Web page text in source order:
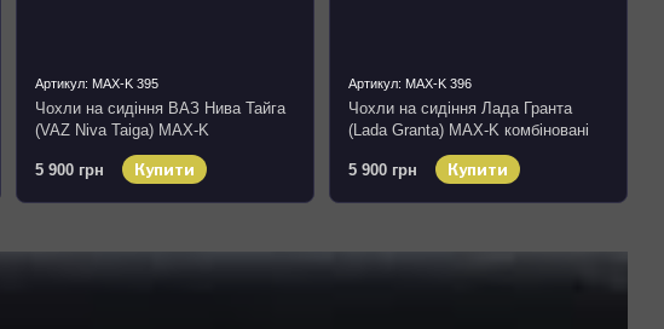
Артикул: MAX-K 395
Чохли на сидіння ВАЗ Нива Тайга
(VAZ Niva Taiga) MAX-K
комбіновані аригона алькантара
5 900 грн
Купити
Артикул: MAX-K 396
Чохли на сидіння Лада Гранта
(Lada Granta) MAX-K комбіновані
аригона алькантара
5 900 грн
Купити